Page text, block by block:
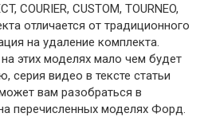
COURIER, CUSTOM, TOURNEO,
отличается от традиционного
на удаление комплекта.
этих моделях мало чем будет
серия видео в тексте статьи
вам разобраться в
перечисленных моделях Форд.